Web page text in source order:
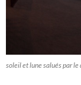
soleil et lune salués par